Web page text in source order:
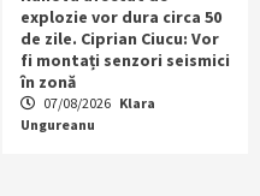
explozie vor dura circa 50
de zile. Ciprian Ciucu: Vor
fi montați senzori seismici
în zonă
07/08/2026 Klara
Ungureanu